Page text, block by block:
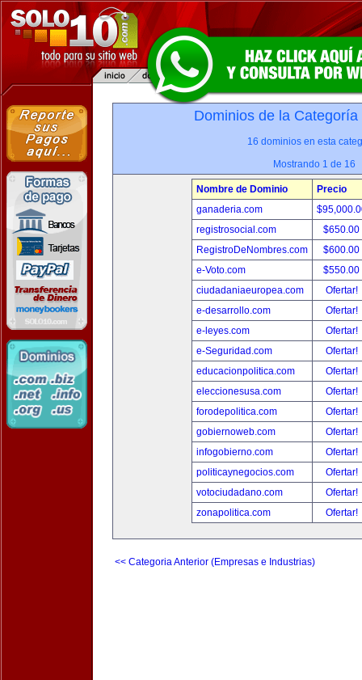
Dominios de la
16 dominios en esta
Mostrando 1 de 16
Nombre de Dominio
Precio
ganaderia.com
registrosocial.com
$650.00
RegistroDeNombres.com
$600.00
e-Voto.com
$550.00
ciudadaniaeuropea.com
Ofertar!
e-desarrollo.com
Ofertar!
e-leyes.com
Ofertar!
e-Seguridad.com
Ofertar!
educacionpolitica.com
Ofertar!
eleccionesusa.com
Ofertar!
forodepolitica.com
Ofertar!
gobiernoweb.com
Ofertar!
infogobierno.com
Ofertar!
politicaynegocios.com
Ofertar!
votociudadano.com
Ofertar!
zonapolitica.com
Ofertar!
<< Categoria Anterior (Empresas e Industrias)